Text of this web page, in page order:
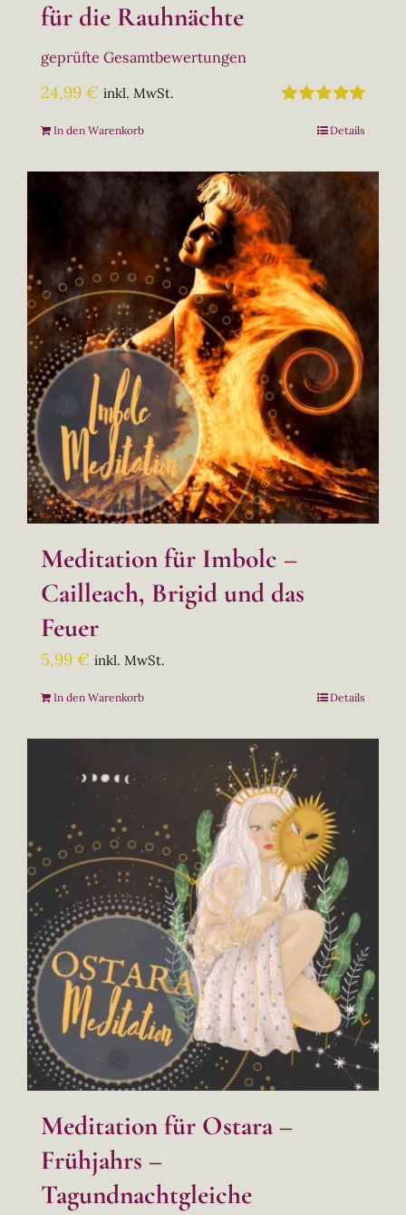
für die Rauhnächte
5.00von
geprüfte Gesamtbewertungen
24,99 € inkl. MwSt.
In den Warenkorb Details
Meditation für Imbolc –
Cailleach, Brigid und das
Feuer
5,99 € inkl. MwSt.
In den Warenkorb Details
Meditation für Ostara –
Frühjahrs –
Tagundnachtgleiche